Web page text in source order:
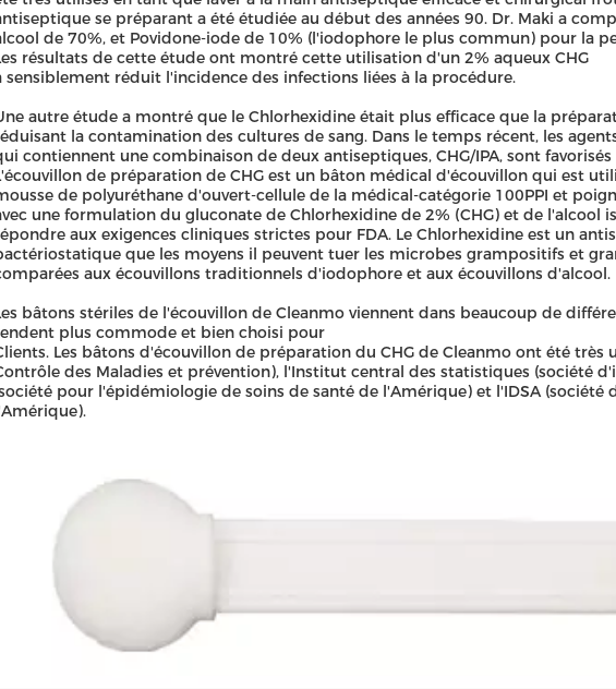
se préparant a été étudiée au début des années 90. Dr. Maki a
de 70%, et Povidone-iode de 10% (l'iodophore le plus commun) pour la
résultats de cette étude ont montré cette utilisation d'un 2% aqueux CHG
sensiblement réduit l'incidence des infections liées à la procédure.
autre étude a montré que le Chlorhexidine était plus efficace que la
la contamination des cultures de sang. Dans le temps récent, les
contiennent une combinaison de deux antiseptiques, CHG/IPA, sont
de préparation de CHG est un bâton médical d'écouvillon qui est
de polyuréthane d'ouvert-cellule de la médical-catégorie 100PPI et
une formulation du gluconate de Chlorhexidine de 2% (CHG) et de l'alcool
aux exigences cliniques strictes pour FDA. Le Chlorhexidine est un
que les moyens il peuvent tuer les microbes grampositifs et
aux écouvillons traditionnels d'iodophore et aux écouvillons d'alcool.
bâtons stériles de l'écouvillon de Cleanmo viennent dans beaucoup de
plus commode et bien choisi pour
Les bâtons d'écouvillon de préparation du CHG de Cleanmo ont été très
des Maladies et prévention), l'Institut central des statistiques (société
pour l'épidémiologie de soins de santé de l'Amérique) et l'IDSA (société